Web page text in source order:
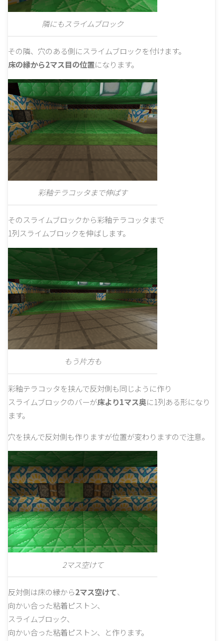
隣にもスライムブロック
その隣、穴のある側にスライムブロックを付けます。
床の縁から2マス目の位置になります。
彩釉テラコッタまで伸ばす
そのスライムブロックから彩釉テラコッタまで
1列スライムブロックを伸ばします。
もう片方も
彩釉テラコッタを挟んで反対側も同じように作り
スライムブロックのバーが床より1マス奥に1列ある形になり
ます。
穴を挟んで反対側も作りますが位置が変わりますので注意。
2マス空けて
反対側は床の縁から2マス空けて、
向かい合った粘着ピストン、
スライムブロック、
向かい合った粘着ピストン、と作ります。